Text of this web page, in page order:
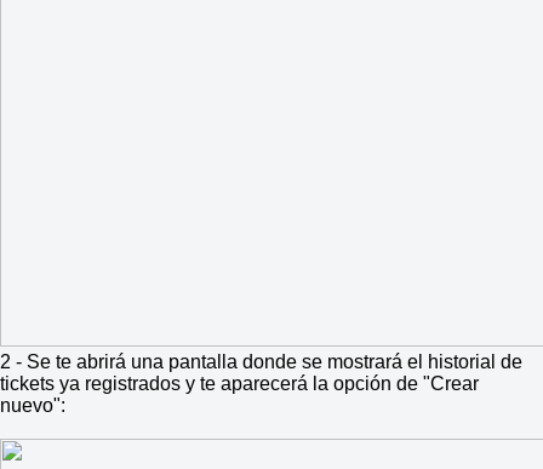
2 - Se te abrirá una pantalla donde se mostrará el historial de
tickets ya registrados y te aparecerá la opción de "Crear
nuevo":